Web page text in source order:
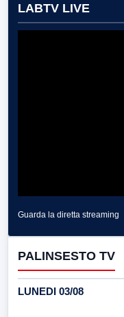
LABTV LIVE
Guarda la diretta streaming
PALINSESTO TV
LUNEDI 03/08